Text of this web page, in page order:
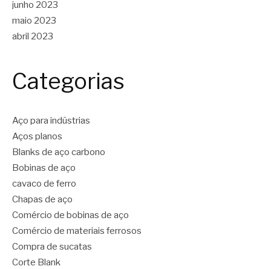
junho 2023
maio 2023
abril 2023
Categorias
Aço para indústrias
Aços planos
Blanks de aço carbono
Bobinas de aço
cavaco de ferro
Chapas de aço
Comércio de bobinas de aço
Comércio de materiais ferrosos
Compra de sucatas
Corte Blank